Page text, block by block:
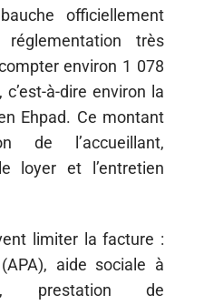
officiellement
réglementation très
environ 1 078
à-dire environ la
Ehpad. Ce montant
de l’accueillant,
loyer et l’entretien
limiter la facture :
aide sociale à
prestation de